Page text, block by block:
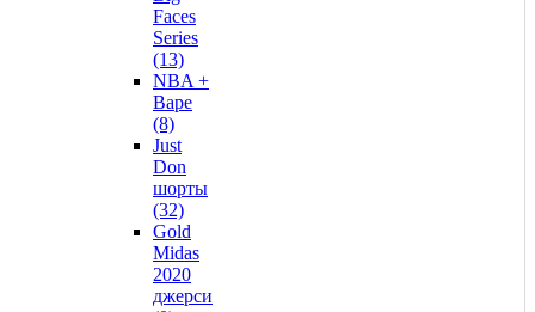
Faces
Series
(13)
NBA +
Bape
(8)
Just
Don
шорты
(32)
Gold
Midas
2020
джерси